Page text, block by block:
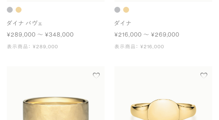
ダイナ パヴェ
¥289,000 〜 ¥348,000
表示商品： ¥289,000
ダイナ
¥216,000 〜 ¥269,000
表示商品： ¥216,000